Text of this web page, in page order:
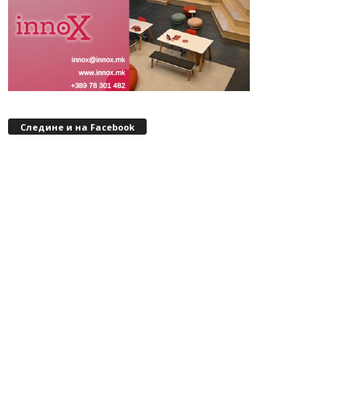
Следине и на Facebook